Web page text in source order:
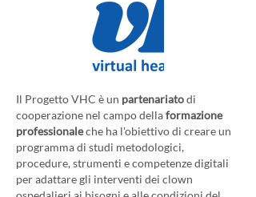
Il Progetto VHC è un partenariatodi
cooperazione nel campo dellaformazione
professionaleche ha l'obiettivo di creare un
programma di studi metodologici,
procedure, strumenti e competenze digitali
per adattare gli interventi dei clown